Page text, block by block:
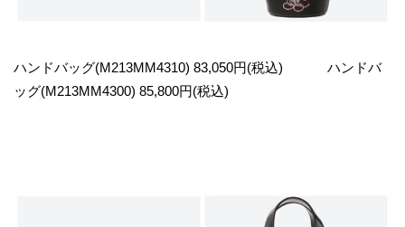
ハンドバッグ(M213MM4310) 83,050円(税込) ハンドバ
ッグ(M213MM4300) 85,800円(税込)